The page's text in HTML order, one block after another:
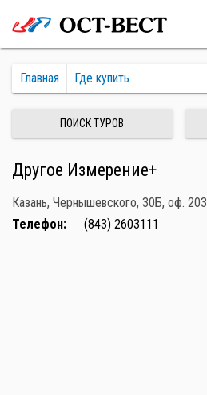
Главная Где купить
ПОИСК ТУРОВ
Другое Измерение+
Казань, Чернышевского, 30Б, оф. 203
Телефон:
(843) 2603111